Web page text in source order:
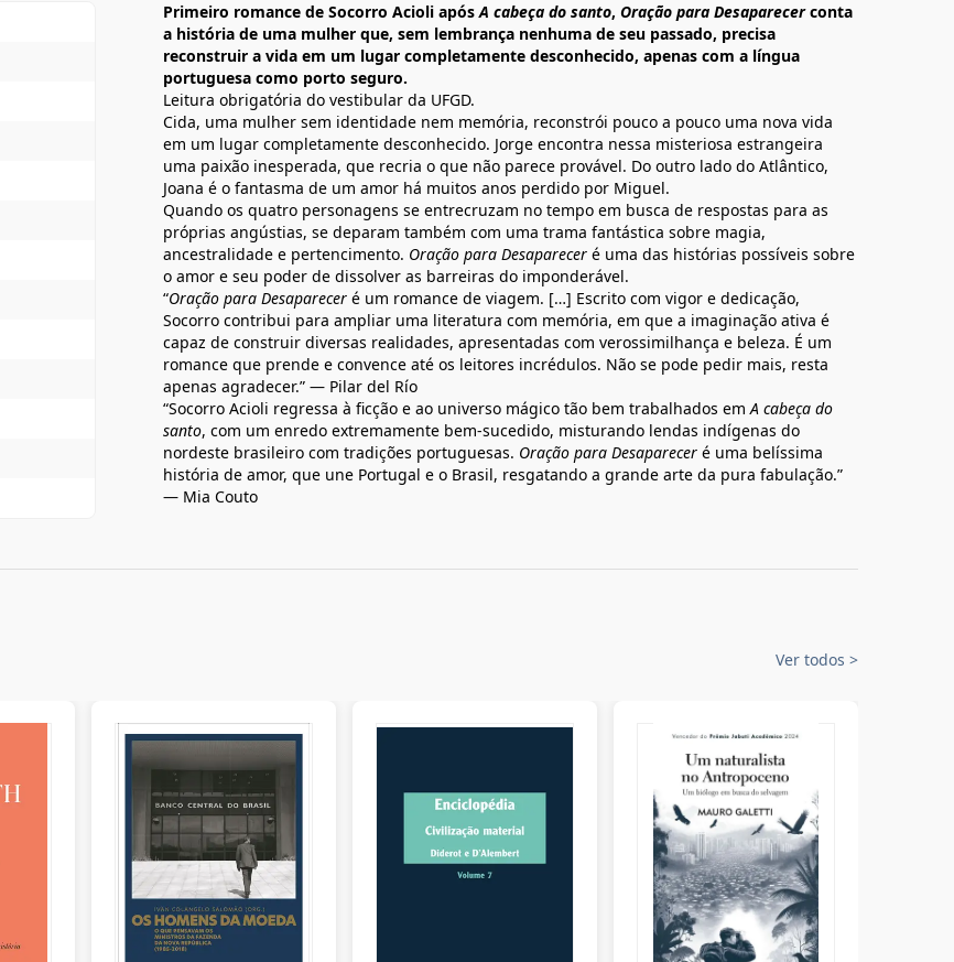
Primeiro romance de Socorro Acioli apósA cabeça do santo, Oração para Desaparecerconta
a história de uma mulher que, sem lembrança nenhuma de seu passado, precisa
reconstruir a vida em um lugar completamente desconhecido, apenas com a língua
portuguesa como porto seguro.
Leitura obrigatória do vestibular da UFGD.
Cida, uma mulher sem identidade nem memória, reconstrói pouco a pouco uma nova vida
em um lugar completamente desconhecido. Jorge encontra nessa misteriosa estrangeira
uma paixão inesperada, que recria o que não parece provável. Do outro lado do Atlântico,
Joana é o fantasma de um amor há muitos anos perdido por Miguel.
Quando os quatro personagens se entrecruzam no tempo em busca de respostas para as
próprias angústias, se deparam também com uma trama fantástica sobre magia,
ancestralidade e pertencimento. Oração para Desaparecer é uma das histórias possíveis sobre
o amor e seu poder de dissolver as barreiras do imponderável.
“Oração para Desaparecer é um romance de viagem. […] Escrito com vigor e dedicação,
Socorro contribui para ampliar uma literatura com memória, em que a imaginação ativa é
capaz de construir diversas realidades, apresentadas com verossimilhança e beleza. É um
romance que prende e convence até os leitores incrédulos. Não se pode pedir mais, resta
apenas agradecer.” — Pilar del Río
“Socorro Acioli regressa à ficção e ao universo mágico tão bem trabalhados emA cabeça do
santo, com um enredo extremamente bem-sucedido, misturando lendas indígenas do
nordeste brasileiro com tradições portuguesas. Oração para Desaparecer é uma belíssima
história de amor, que une Portugal e o Brasil, resgatando a grande arte da pura fabulação.”
— Mia Couto
Ver todos >